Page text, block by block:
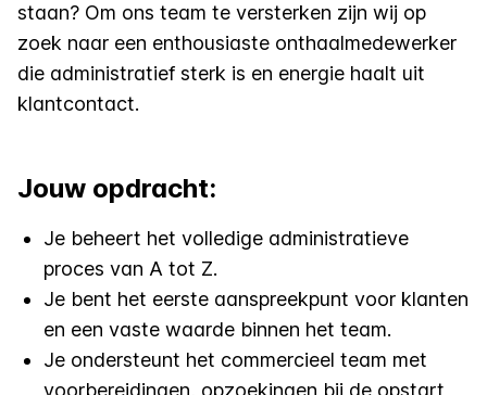
staan? Om ons team te versterken zijn wij op
zoek naar een enthousiaste onthaalmedewerker
die administratief sterk is en energie haalt uit
klantcontact.
Jouw opdracht:
Je beheert het volledige administratieve
proces van A tot Z.
Je bent het eerste aanspreekpunt voor klanten
en een vaste waarde binnen het team.
Je ondersteunt het commercieel team met
voorbereidingen, opzoekingen bij de opstart